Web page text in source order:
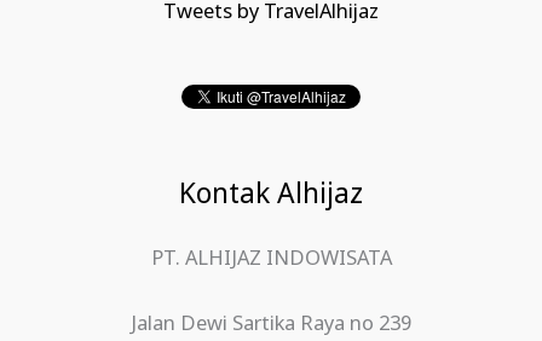
Tweets by TravelAlhijaz
Kontak Alhijaz
PT. ALHIJAZ INDOWISATA
Jalan Dewi Sartika Raya no 239